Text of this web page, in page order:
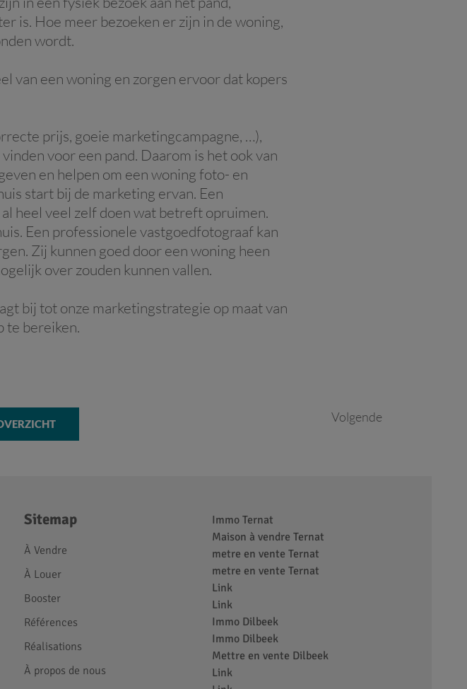
is. Hoe meer bezoeken er zijn in de woning,
wordt.
van een woning en zorgen ervoor dat kopers
prijs, goeie marketingcampagne, …),
voor een pand. Daarom is het ook van
en helpen om een woning foto- en
start bij de marketing ervan. Een
heel veel zelf doen wat betreft opruimen.
Een professionele vastgoedfotograaf kan
Zij kunnen goed door een woning heen
over zouden kunnen vallen.
bij tot onze marketingstrategie op maat van
te bereiken.
Volgende
Sitemap
À Vendre
À Louer
Booster
Références
Réalisations
À propos de nous
Immo Ternat
Maison à vendre Ternat
metre en vente Ternat
metre en vente Ternat
Link
Link
Immo Dilbeek
Immo Dilbeek
Mettre en vente Dilbeek
Link